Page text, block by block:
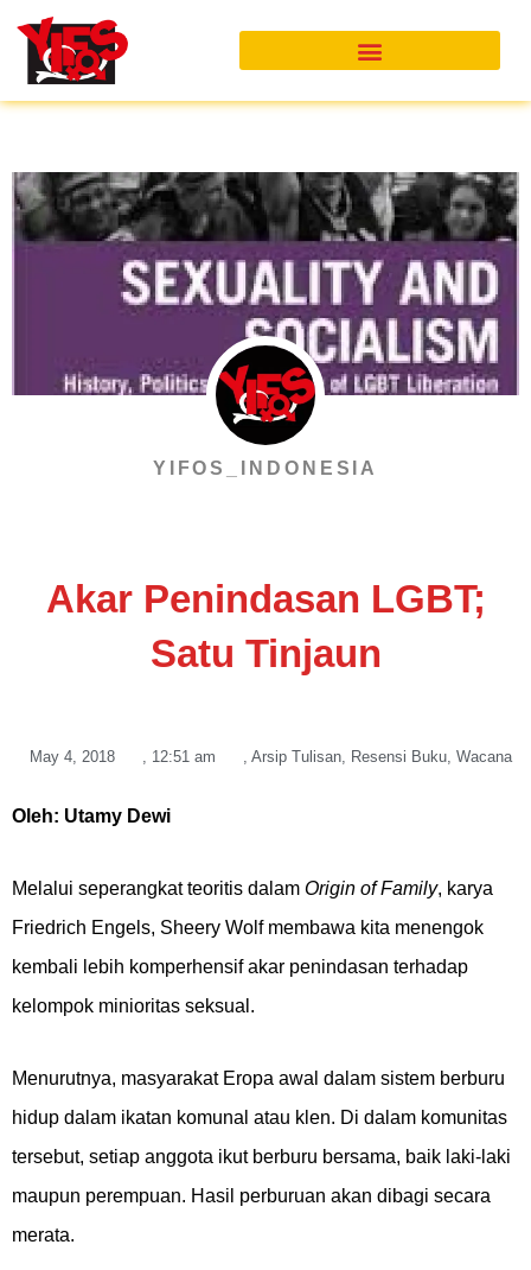
content
YIFOS_INDONESIA
Akar Penindasan LGBT;
Satu Tinjaun
May 4, 2018 12:51 am Arsip Tulisan, Resensi Buku, Wacana
Oleh: Utamy Dewi
Melalui seperangkat teoritis dalam Origin of Family, karya
Friedrich Engels, Sheery Wolf membawa kita menengok
kembali lebih komperhensif akar penindasan terhadap
kelompok minioritas seksual.
Menurutnya, masyarakat Eropa awal dalam sistem berburu
hidup dalam ikatan komunal atau klen. Di dalam komunitas
tersebut, setiap anggota ikut berburu bersama, baik laki-laki
maupun perempuan. Hasil perburuan akan dibagi secara
merata.